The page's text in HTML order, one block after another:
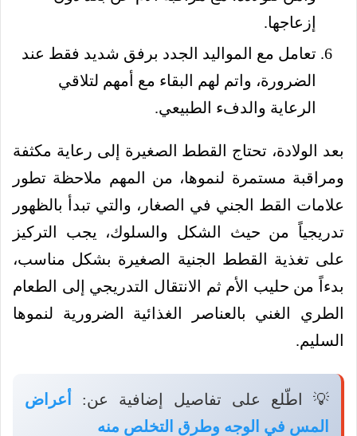
إزعاجها.
تعامل مع المواليد الجدد برفق شديد فقط عند
الضرورة، واتم لهم البقاء مع أمهم لتلاقي
الرعاية والدفء الطبيعي.
بعد الولادة، تحتاج القطط الصغيرة إلى رعاية مكثفة
ومراقبة مستمرة لنموها، من المهم ملاحظة تطور
علامات القط الجني في الصغار، والتي تبدأ بالظهور
تدريجياً من حيث الشكل والسلوك، يجب التركيز
على تغذية القطط الجنية الصغيرة بشكل مناسب،
بدءاً من حليب الأم ثم الانتقال التدريجي إلى الطعام
الطري الغني بالعناصر الغذائية الضرورية لنموها
السليم.
💡 اطّلع على تفاصيل إضافية عن:
أعراض
المس في الوجه وطرق التخلص منه